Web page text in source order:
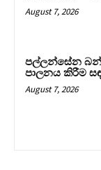
August 7, 2026
පල්ලන්සේන
පාලනය කිරීම
August 7, 2026